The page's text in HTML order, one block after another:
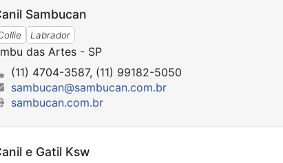
Sambucan
Labrador
das Artes - SP
(11) 4704-3587, (11) 99182-5050
sambucan@sambucan.com.br
sambucan.com.br
e Gatil Ksw